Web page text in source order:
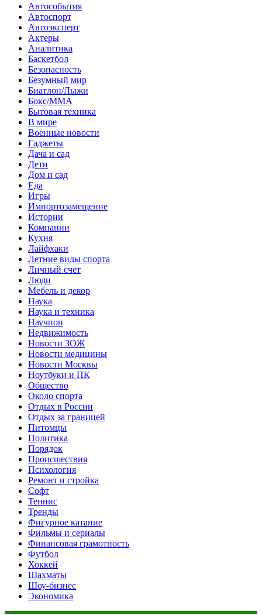
Автособытия
Автоспорт
Автоэксперт
Актеры
Аналитика
Баскетбол
Безопасность
Безумный мир
Биатлон/Лыжи
Бокс/MMA
Бытовая техника
В мире
Военные новости
Гаджеты
Дача и сад
Дети
Дом и сад
Еда
Игры
Импортозамещение
Истории
Компании
Кухня
Лайфхаки
Летние виды спорта
Личный счет
Люди
Мебель и декор
Наука
Наука и техника
Научпоп
Недвижимость
Новости ЗОЖ
Новости медицины
Новости Москвы
Ноутбуки и ПК
Общество
Около спорта
Отдых в России
Отдых за границей
Питомцы
Политика
Порядок
Происшествия
Психология
Ремонт и стройка
Софт
Теннис
Тренды
Фигурное катание
Фильмы и сериалы
Финансовая грамотность
Футбол
Хоккей
Шахматы
Шоу-бизнес
Экономика